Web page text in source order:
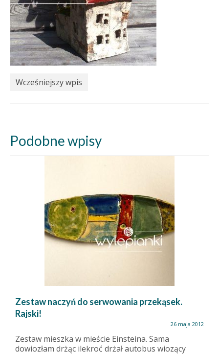
Wcześniejszy wpis
Podobne wpisy
Zestaw naczyń do serwowania przekąsek.
Rajski!
26 maja 2012
Zestaw mieszka w mieście Einsteina. Sama
dowiozłam drżąc ilekroć drżał autobus wiozący